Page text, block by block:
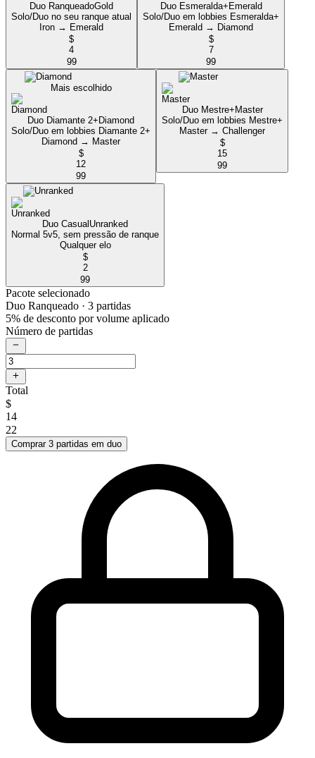
Duo RanqueadoGold
Solo/Duo no seu ranque atual
Iron → Emerald
$
4
99
Duo Esmeralda+ Emerald
Solo/Duo em lobbies Esmeralda+
Emerald → Diamond
$
7
99
Mais escolhido
Duo Diamante 2+ Diamond
Solo/Duo em lobbies Diamante 2+
Diamond → Master
$
12
99
Duo Mestre+ Master
Solo/Duo em lobbies Mestre+
Master → Challenger
$
15
99
Duo Casual Unranked
Normal 5v5, sem pressão de ranque
Qualquer elo
$
2
99
Pacote selecionado
Duo Ranqueado · 3 partidas
5% de desconto por volume aplicado
Número de partidas
Total
$
14
22
Comprar 3 partidas em duo